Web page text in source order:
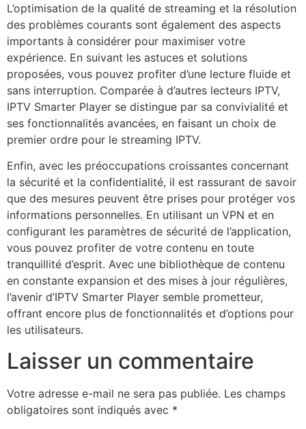
L’optimisation de la qualité de streaming et la résolution
des problèmes courants sont également des aspects
importants à considérer pour maximiser votre
expérience. En suivant les astuces et solutions
proposées, vous pouvez profiter d’une lecture fluide et
sans interruption. Comparée à d’autres lecteurs IPTV,
IPTV Smarter Player se distingue par sa convivialité et
ses fonctionnalités avancées, en faisant un choix de
premier ordre pour le streaming IPTV.
Enfin, avec les préoccupations croissantes concernant
la sécurité et la confidentialité, il est rassurant de savoir
que des mesures peuvent être prises pour protéger vos
informations personnelles. En utilisant un VPN et en
configurant les paramètres de sécurité de l’application,
vous pouvez profiter de votre contenu en toute
tranquillité d’esprit. Avec une bibliothèque de contenu
en constante expansion et des mises à jour régulières,
l’avenir d’IPTV Smarter Player semble prometteur,
offrant encore plus de fonctionnalités et d’options pour
les utilisateurs.
Laisser un commentaire
Votre adresse e-mail ne sera pas publiée. Les champs
obligatoires sont indiqués avec *